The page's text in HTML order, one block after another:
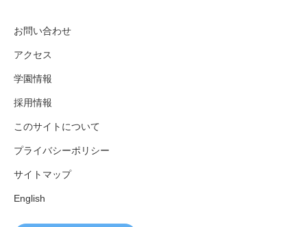
お問い合わせ
アクセス
学園情報
採用情報
このサイトについて
プライバシーポリシー
サイトマップ
English